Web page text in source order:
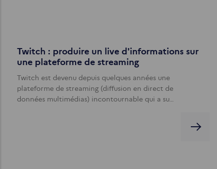
Twitch : produire un live d'informations sur
une plateforme de streaming
Twitch est devenu depuis quelques années une
plateforme de streaming (diffusion en direct de
données multimédias) incontournable qui a su…